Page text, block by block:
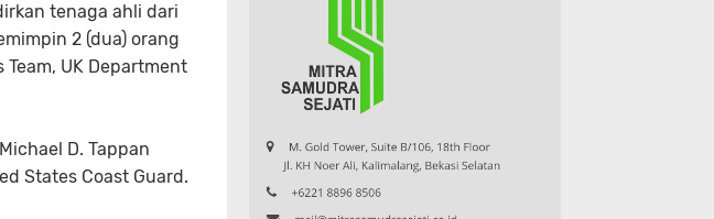
tenaga ahli dari
2 (dua) orang
UK Department
D. Tappan
States Coast Guard.